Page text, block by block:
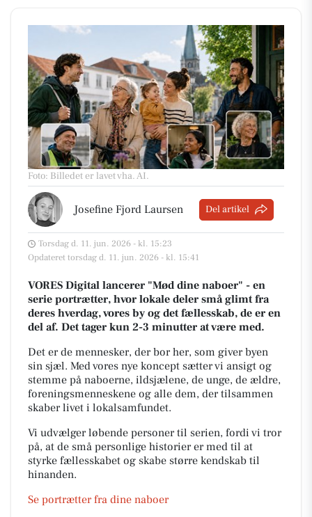
Foto: Billedet er lavet vha. AI.
Josefine Fjord Laursen Del artikel
Torsdag d. 11. jun. 2026 - kl. 15:23
Opdateret torsdag d. 11. jun. 2026 - kl. 15:41
VORES Digital lancerer "Mød dine naboer" - en
serie portrætter, hvor lokale deler små glimt fra
deres hverdag, vores by og det fællesskab, de er en
del af. Det tager kun 2-3 minutter at være med.
Det er de mennesker, der bor her, som giver byen
sin sjæl. Med vores nye koncept sætter vi ansigt og
stemme på naboerne, ildsjælene, de unge, de ældre,
foreningsmenneskene og alle dem, der tilsammen
skaber livet i lokalsamfundet.
Vi udvælger løbende personer til serien, fordi vi tror
på, at de små personlige historier er med til at
styrke fællesskabet og skabe større kendskab til
hinanden.
Se portrætter fra dine naboer